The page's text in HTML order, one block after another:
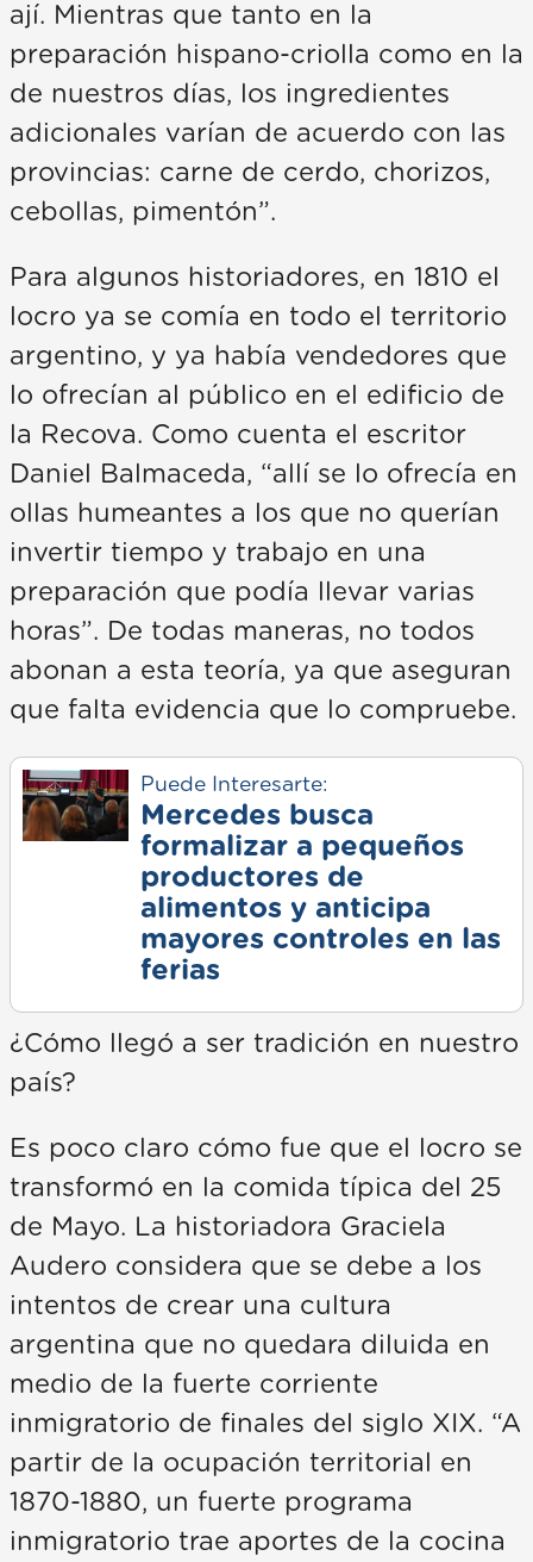
ají. Mientras que tanto en la
preparación hispano-criolla como en la
de nuestros días, los ingredientes
adicionales varían de acuerdo con las
provincias: carne de cerdo, chorizos,
cebollas, pimentón”.
Para algunos historiadores, en 1810 el
locro ya se comía en todo el territorio
argentino, y ya había vendedores que
lo ofrecían al público en el edificio de
la Recova. Como cuenta el escritor
Daniel Balmaceda, “allí se lo ofrecía en
ollas humeantes a los que no querían
invertir tiempo y trabajo en una
preparación que podía llevar varias
horas”. De todas maneras, no todos
abonan a esta teoría, ya que aseguran
que falta evidencia que lo compruebe.
Puede Interesarte:
Mercedes busca
formalizar a pequeños
productores de
alimentos y anticipa
mayores controles en las
ferias
¿Cómo llegó a ser tradición en nuestro
país?
Es poco claro cómo fue que el locro se
transformó en la comida típica del 25
de Mayo. La historiadora Graciela
Audero considera que se debe a los
intentos de crear una cultura
argentina que no quedara diluida en
medio de la fuerte corriente
inmigratorio de finales del siglo XIX. “A
partir de la ocupación territorial en
1870-1880, un fuerte programa
inmigratorio trae aportes de la cocina